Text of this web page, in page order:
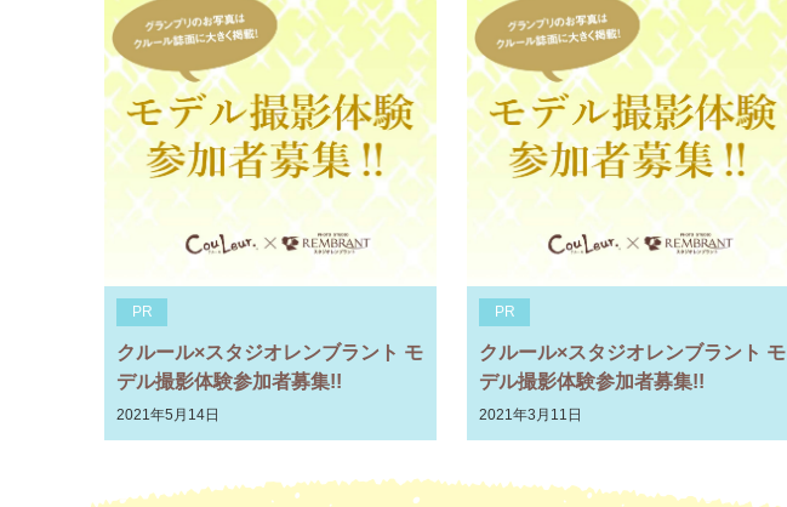
PR
クルール×スタジオレンブラント モ
デル撮影体験参加者募集!!
2021年5月14日
PR
クルール×スタジオレンブラント モ
デル撮影体験参加者募集!!
2021年3月11日